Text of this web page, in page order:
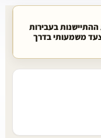
בעבירות
משמעותי בדרך